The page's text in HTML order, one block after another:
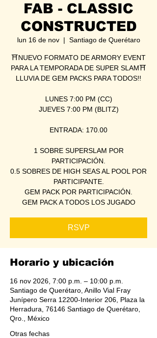
FAB - CLASSIC
CONSTRUCTED
lun 16 de nov
  |
Santiago de Querétaro
⛩NUEVO FORMATO DE ARMORY EVENT
PARA LA TEMPORADA DE SUPER SLAM⛩
LLUVIA DE GEM PACKS PARA TODOS!!
LUNES 7:00 PM (CC)
JUEVES 7:00 PM (BLITZ)
ENTRADA: 170.00
1 SOBRE SUPERSLAM POR
PARTICIPACIÓN.
0.5 SOBRES DE HIGH SEAS AL POOL POR
PARTICIPANTE.
GEM PACK POR PARTICIPACIÓN.
GEM PACK A TODOS LOS JUGADO
RSVP
Horario y ubicación
16 nov 2026, 7:00 p.m. – 10:00 p.m.
Santiago de Querétaro, Anillo Vial Fray
Junípero Serra 12200-Interior 206, Plaza la
Herradura, 76146 Santiago de Querétaro,
Qro., México
Otras fechas